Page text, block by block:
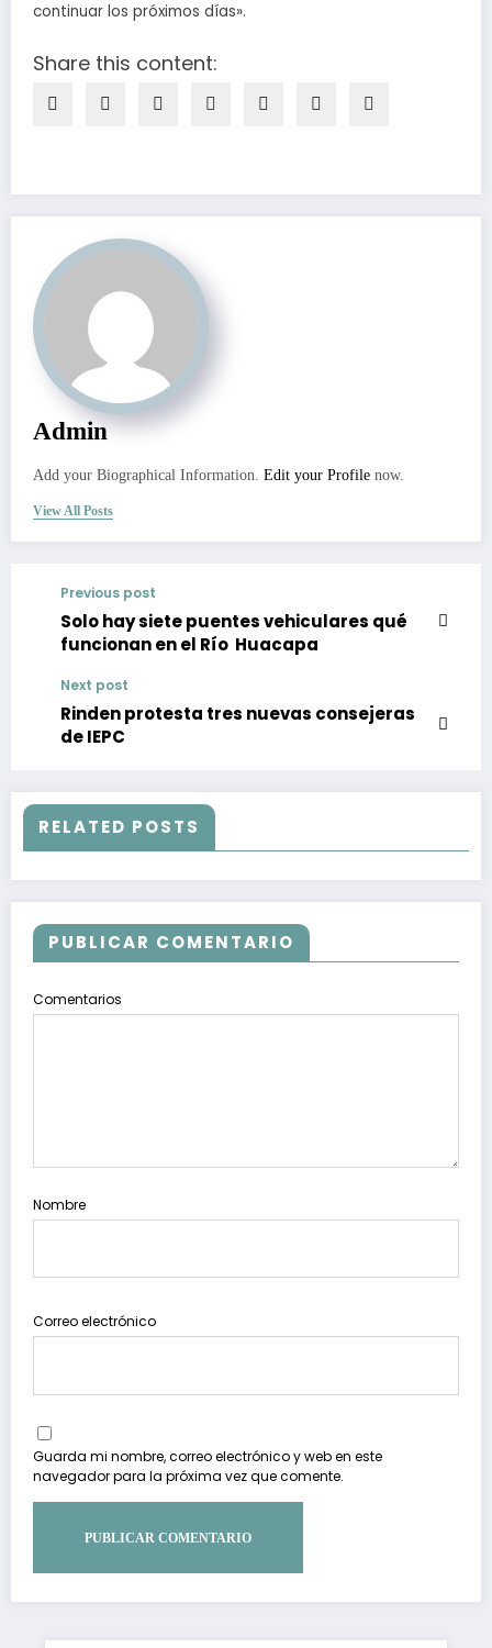
continuar los próximos días».
Share this content:
Admin
Add your Biographical Information. Edit your Profile now.
View All Posts
Previous post
Solo hay siete puentes vehiculares qué
funcionan en el Río Huacapa
Next post
Rinden protesta tres nuevas consejeras
de IEPC
RELATED POSTS
PUBLICAR COMENTARIO
Comentarios
Nombre
Correo electrónico
Guarda mi nombre, correo electrónico y web en este
navegador para la próxima vez que comente.